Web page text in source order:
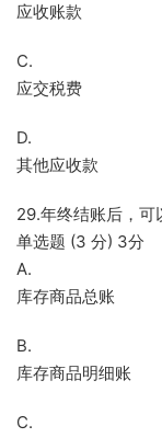
应收账款
C.
应交税费
D.
其他应收款
29.年终结账后，可
单选题 (3 分) 3分
A.
库存商品总账
B.
库存商品明细账
C.